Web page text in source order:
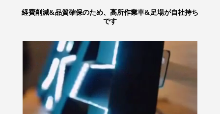
経費削減&品質確保のため、高所作業車&足場が自社持ち
です